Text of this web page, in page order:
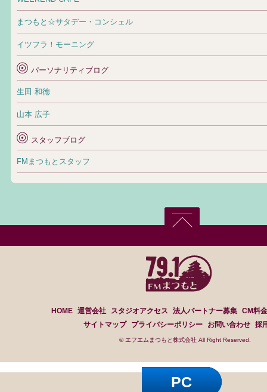
まつもと☆サタデー・コンシェル
イツフラ！モーニング
パーソナリティブログ
生田 和徳
山本 広子
スタッフブログ
FMまつもとスタッフ
HOME 運営会社 スタジオアクセス 法人パートナー募集 CM料
サイトマップ
プライバシーポリシー お問い合わせ 採
© エフエムまつもと株式会社 All Right Reserved.
PC